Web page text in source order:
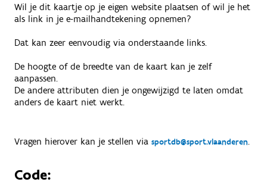
Wil je dit kaartje op je eigen website plaatsen of wil je het
als link in je e-mailhandtekening opnemen?
Dat kan zeer eenvoudig via onderstaande links.
De hoogte of de breedte van de kaart kan je zelf
aanpassen.
De andere attributen dien je ongewijzigd te laten omdat
anders de kaart niet werkt.
Vragen hierover kan je stellen via sportdb@sport.vlaanderen.
Code: